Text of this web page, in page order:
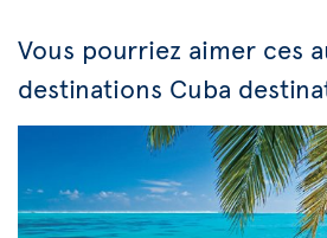
Vous pourriez aimer ces
destinations Cuba